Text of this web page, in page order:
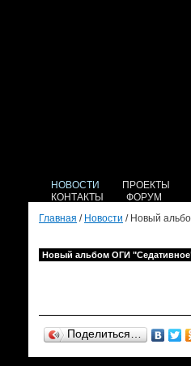
НОВОСТИ ПРОЕКТЫ
КОНТАКТЫ
ФОРУМ
Главная / Новости / Новый
Новый альбом ОГИ
Поделиться…